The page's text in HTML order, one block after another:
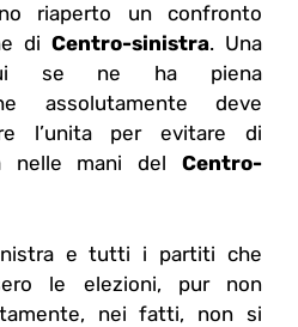
riaperto un confronto
di Centro-sinistra. Una
se ne ha piena
assolutamente deve
l’unita per evitare di
nelle mani del Centro-
e tutti i partiti che
le elezioni, pur non
nei fatti, non si